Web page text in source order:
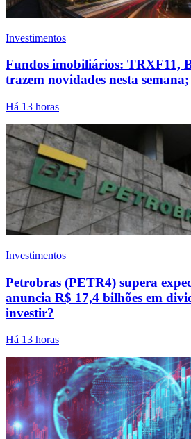
Investimentos
Fundos imobiliários: TRXF11,
trazem novidades nesta
Há 13 horas
Investimentos
Petrobras (PETR4) supera
anuncia R$ 17,4 bilhões em
investir?
Há 13 horas